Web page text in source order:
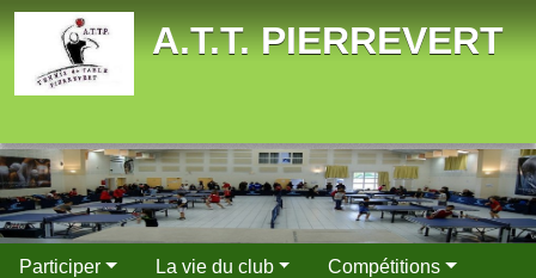
A.T.T. PIERREVERT
Participer La vie du club Compétitions
Panneau de gestion des cookies